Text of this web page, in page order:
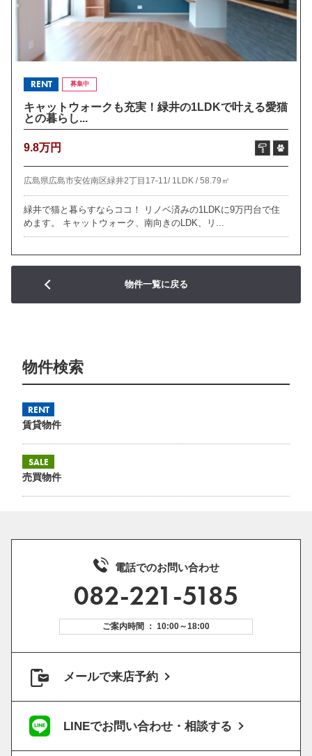
RENT 募集中
キャットウォークも充実！緑井の1LDKで叶える愛猫
との暮らし...
9.8万円
広島県広島市安佐南区緑井2丁目17-11/ 1LDK /58.79㎡
緑井で猫と暮らすならココ！ リノベ済みの1LDKに9万円台で住
めます。 キャットウォーク、南向きのLDK、リ...
物件一覧に戻る
物件検索
RENT
賃貸物件
SALE
売買物件
電話でのお問い合わせ
082-221-5185
ご案内時間 ： 10:00～18:00
メールで来店予約
LINEでお問い合わせ・相談する